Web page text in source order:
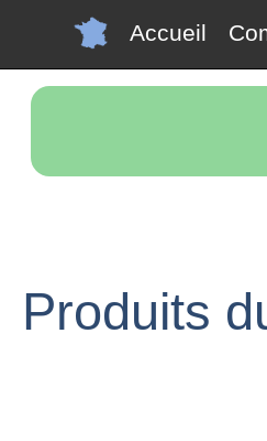
Accueil
Produits